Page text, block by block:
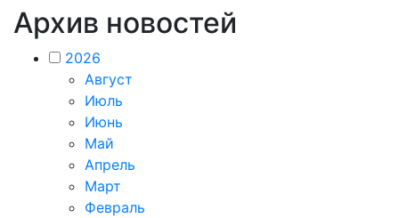
Архив новостей
2026
Август
Июль
Июнь
Май
Апрель
Март
Февраль